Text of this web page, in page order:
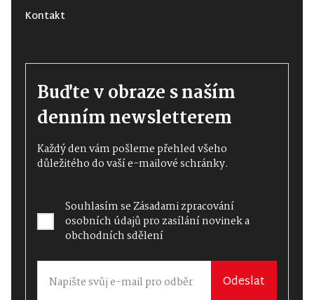
Kontakt
Buďte v obraze s naším
denním newsletterem
Každý den vám pošleme přehled všeho
důležitého do vaší e-mailové schránky.
Souhlasím seZásadami zpracování
osobních údajůpro zasílání novinek a
obchodních sdělení
Odeslat